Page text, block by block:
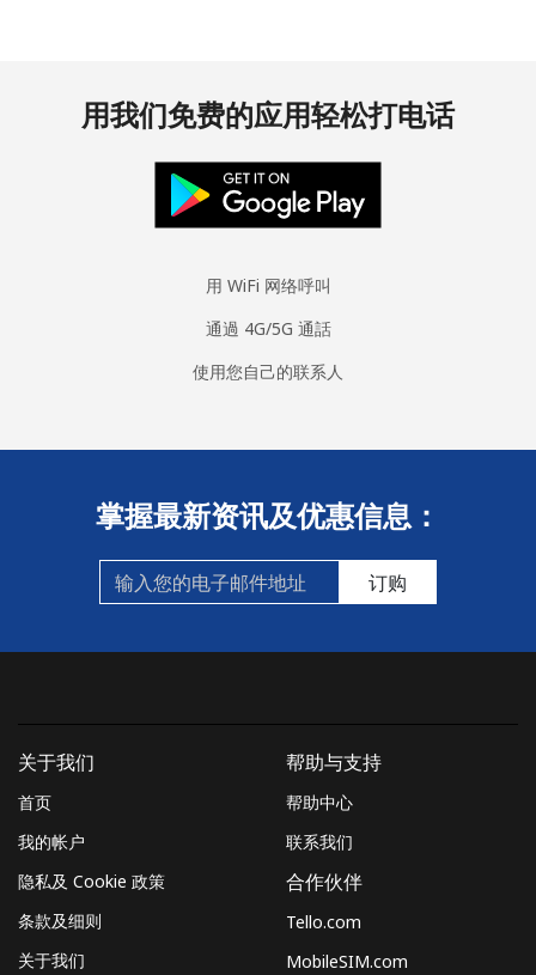
用我们免费的应用轻松打电话
用 WiFi 网络呼叫
通過 4G/5G 通話
使用您自己的联系人
掌握最新资讯及优惠信息：
订购
关于我们
首页
我的帐户
隐私及 Cookie 政策
条款及细则
关于我们
帮助与支持
帮助中心
联系我们
合作伙伴
Tello.com
MobileSIM.com